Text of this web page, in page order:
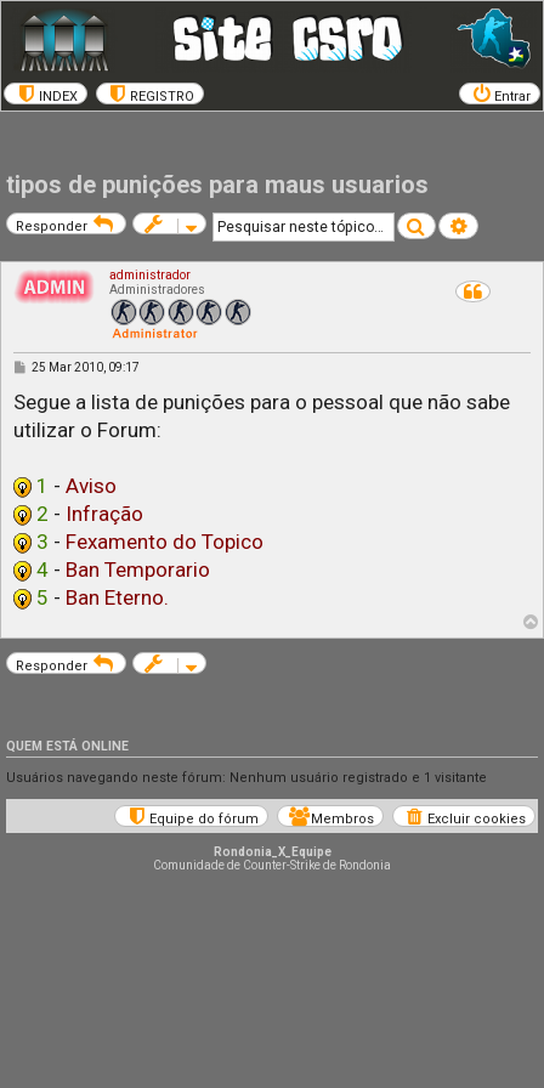
INDEX REGISTRO Entrar
tipos de punições para maus usuarios
Responder PesquisarPesquisa
administrador
Administradores
M
s
a
g
25 Mar 2010, 09:17
Segue a lista de punições para o pessoal que não sabe
utilizar o Forum:
1 - Aviso
2 - Infração
3 - Fexamento do Topico
4 - Ban Temporario
5 - Ban Eterno.
Responder
QUEM ESTÁ ONLINE
Usuários navegando neste fórum: Nenhum usuário registrado e 1 visitante
Excluir cookies
Membros
Equipe do fórum
Rondonia_X_Equipe
Comunidade de Counter-Strike de Rondonia